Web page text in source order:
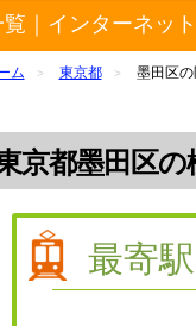
覧｜インターネッ
ム > 東京都 > 墨田区
京都墨田区
最寄